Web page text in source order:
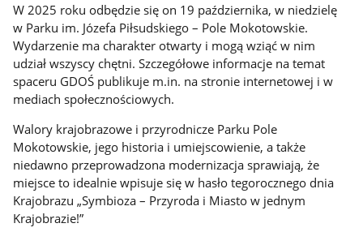
W 2025 roku odbędzie się on 19 października, w niedzielę
w Parku im. Józefa Piłsudskiego – Pole Mokotowskie.
Wydarzenie ma charakter otwarty i mogą wziąć w nim
udział wszyscy chętni. Szczegółowe informacje na temat
spaceru GDOŚ publikuje m.in. na stronie internetowej i w
mediach społecznościowych.
Walory krajobrazowe i przyrodnicze Parku Pole
Mokotowskie, jego historia i umiejscowienie, a także
niedawno przeprowadzona modernizacja sprawiają, że
miejsce to idealnie wpisuje się w hasło tegorocznego dnia
Krajobrazu „Symbioza – Przyroda i Miasto w jednym
Krajobrazie!”